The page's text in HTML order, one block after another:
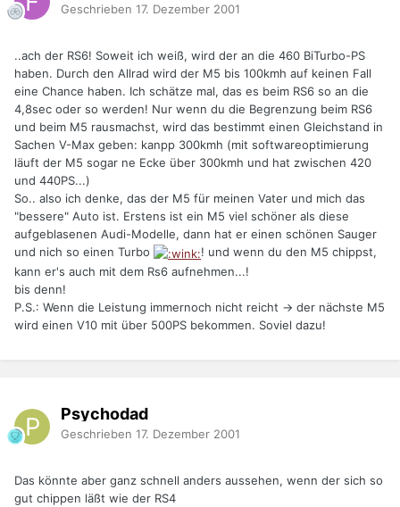
Geschrieben 17. Dezember 2001
..ach der RS6! Soweit ich weiß, wird der an die 460 BiTurbo-PS
haben. Durch den Allrad wird der M5 bis 100kmh auf keinen Fall
eine Chance haben. Ich schätze mal, das es beim RS6 so an die
4,8sec oder so werden! Nur wenn du die Begrenzung beim RS6
und beim M5 rausmachst, wird das bestimmt einen Gleichstand in
Sachen V-Max geben: kanpp 300kmh (mit softwareoptimierung
läuft der M5 sogar ne Ecke über 300kmh und hat zwischen 420
und 440PS...)
So.. also ich denke, das der M5 für meinen Vater und mich das
"bessere" Auto ist. Erstens ist ein M5 viel schöner als diese
aufgeblasenen Audi-Modelle, dann hat er einen schönen Sauger
und nich so einen Turbo
! und wenn du den M5 chippst,
kann er's auch mit dem Rs6 aufnehmen...!
bis denn!
P.S.: Wenn die Leistung immernoch nicht reicht -> der nächste M5
wird einen V10 mit über 500PS bekommen. Soviel dazu!
Psychodad
Geschrieben 17. Dezember 2001
Das könnte aber ganz schnell anders aussehen, wenn der sich so
gut chippen läßt wie der RS4